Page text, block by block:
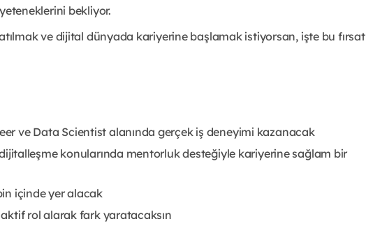
bekliyor.
ve dijital dünyada kariyerine başlamak istiyorsan, işte bu fırsat
ve Data Scientist alanında gerçek iş deneyimi kazanacak
konularında mentorluk desteğiyle kariyerine sağlam bir
içinde yer alacak
rol alarak fark yaratacaksın